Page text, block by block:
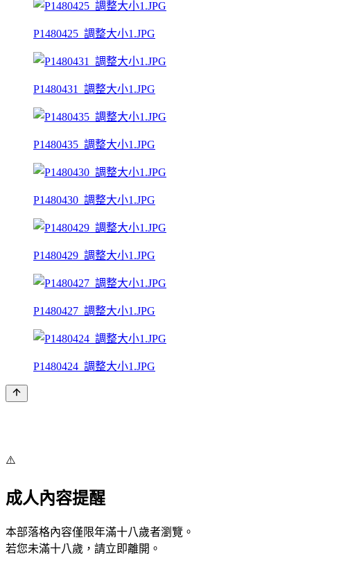
P1480425_調整大小1.JPG
P1480431_調整大小1.JPG
P1480435_調整大小1.JPG
P1480430_調整大小1.JPG
P1480429_調整大小1.JPG
P1480427_調整大小1.JPG
P1480424_調整大小1.JPG
⚠️
成人內容提醒
本部落格內容僅限年滿十八歲者瀏覽。
若您未滿十八歲，請立即離開。